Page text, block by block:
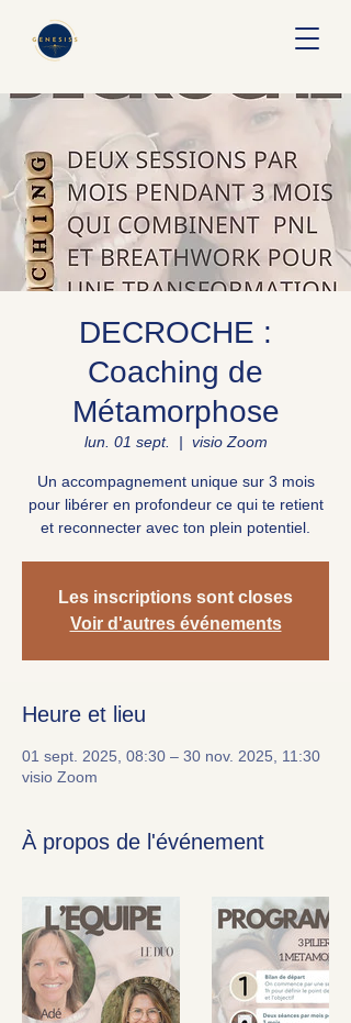
DECROCHE :
Coaching de
Métamorphose
lun. 01 sept.
  |
visio Zoom
Un accompagnement unique sur 3 mois
pour libérer en profondeur ce qui te retient
et reconnecter avec ton plein potentiel.
Les inscriptions sont closes
Voir d'autres événements
Heure et lieu
01 sept. 2025, 08:30 – 30 nov. 2025, 11:30
visio Zoom
À propos de l'événement